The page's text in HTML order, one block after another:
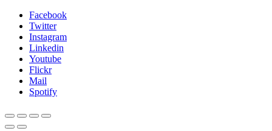
Facebook
Twitter
Instagram
Linkedin
Youtube
Flickr
Mail
Spotify